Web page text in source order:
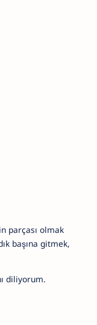
parçası olmak
başına gitmek,
diliyorum.